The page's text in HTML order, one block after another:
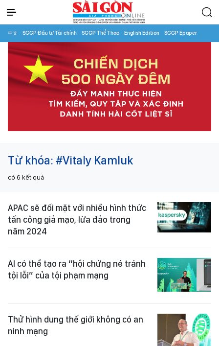
中文 SGGP Đầu tư Tài chính SGGP Thể Thao English Edition SGGP Epaper
Từ khóa: #Vitaly Kamluk
có 6 kết quả
APAC sẽ đối mặt với nhiều hình thức
tấn công giả mạo, lừa đảo trong
năm 2024
AI có thể tạo ra “hội chứng né tránh
tội lỗi” của tội phạm mạng
Thử hình dung thế giới không có an
ninh mạng